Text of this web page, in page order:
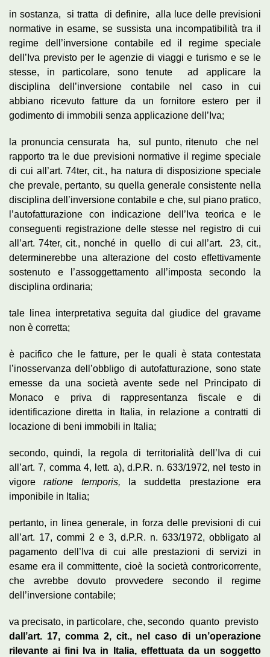
in sostanza, si tratta di definire, alla luce delle previsioni
normative in esame, se sussista una incompatibilità tra il
regime dell’inversione contabile ed il regime speciale
dell’Iva previsto per le agenzie di viaggi e turismo e se le
stesse, in particolare, sono tenute ad applicare la
disciplina dell’inversione contabile nel caso in cui
abbiano ricevuto fatture da un fornitore estero per il
godimento di immobili senza applicazione dell’Iva;
la pronuncia censurata ha, sul punto, ritenuto che nel
rapporto tra le due previsioni normative il regime speciale
di cui all’art. 74ter, cit., ha natura di disposizione speciale
che prevale, pertanto, su quella generale consistente nella
disciplina dell’inversione contabile e che, sul piano pratico,
l’autofatturazione con indicazione dell’Iva teorica e le
conseguenti registrazione delle stesse nel registro di cui
all’art. 74ter, cit., nonché in quello di cui all’art. 23, cit.,
determinerebbe una alterazione del costo effettivamente
sostenuto e l’assoggettamento all’imposta secondo la
disciplina ordinaria;
tale linea interpretativa seguita dal giudice del gravame
non è corretta;
è pacifico che le fatture, per le quali è stata contestata
l’inosservanza dell’obbligo di autofatturazione, sono state
emesse da una società avente sede nel Principato di
Monaco e priva di rappresentanza fiscale e di
identificazione diretta in Italia, in relazione a contratti di
locazione di beni immobili in Italia;
secondo, quindi, la regola di territorialità dell’Iva di cui
all’art. 7, comma 4, lett. a), d.P.R. n. 633/1972, nel testo in
vigoreratione temporis,
la suddetta prestazione era
imponibile in Italia;
pertanto, in linea generale, in forza delle previsioni di cui
all’art. 17, commi 2 e 3, d.P.R. n. 633/1972, obbligato al
pagamento dell’Iva di cui alle prestazioni di servizi in
esame era il committente, cioè la società controricorrente,
che avrebbe dovuto provvedere secondo il regime
dell’inversione contabile;
va precisato, in particolare, che, secondo quanto previsto
dall’art. 17, comma 2, cit., nel caso di un’operazione
rilevante ai fini Iva in Italia, effettuata da un soggetto